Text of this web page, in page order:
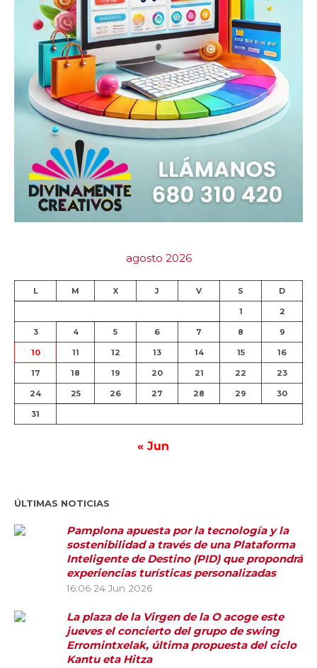
agosto 2026
L M X J V S D
1 2
3 4 5 6 7 8 9
10 11 12 13 14 15 16
17 18 19 20 21 22 23
24 25 26 27 28 29 30
31
« Jun
ÚLTIMAS NOTICIAS
Pamplona apuesta por la tecnología y la
sostenibilidad a través de una Plataforma
Inteligente de Destino (PID) que propondrá
experiencias turísticas personalizadas
16:06 24 Jun 2026
La plaza de la Virgen de la O acoge este
jueves el concierto del grupo de swing
Erromintxelak, última propuesta del ciclo
Kantu eta Hitza